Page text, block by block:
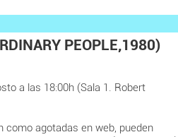
PEOPLE,1980)
a las 18:00h (Sala 1. Robert
como agotadas en web, pueden